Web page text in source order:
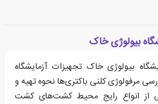
بیولوژی خاک
بیولوژی خاک تجهیزات آزمایشگاه
مرفولوژی کلنی باکتری‌ها نحوه تهیه و
از انواع رایج محیط کشت‌های کشت